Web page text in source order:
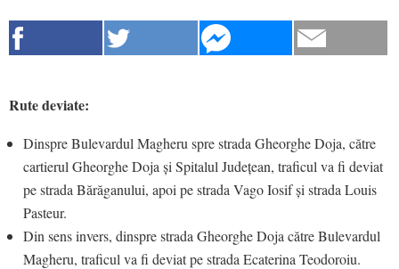
Rute deviate:
Dinspre Bulevardul Magheru spre strada Gheorghe Doja, către
cartierul Gheorghe Doja și Spitalul Județean, traficul va fi deviat
pe strada Bărăganului, apoi pe strada Vago Iosif și strada Louis
Pasteur.
Din sens invers, dinspre strada Gheorghe Doja către Bulevardul
Magheru, traficul va fi deviat pe strada Ecaterina Teodoroiu.